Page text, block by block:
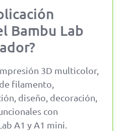
Bambu Lab
3D multicolor,
filamento,
diseño, decoración,
con
A1 y A1 mini.